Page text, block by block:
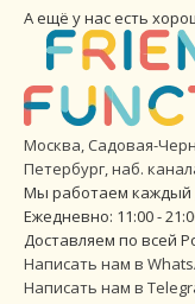
А ещё у нас есть
Москва, Садовая-
Петербург,наб.
Мы работаем каждый
Ежедневно: 11:00 -
Доставляем по всей
Написать нам в
Написать нам в